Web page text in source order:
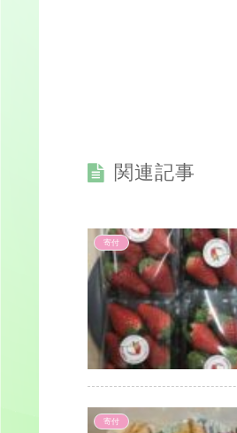
関連記事
寄付
寄付